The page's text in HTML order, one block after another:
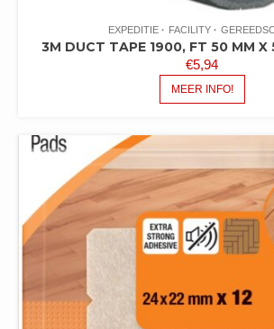
EXPEDITIE FACILITY
3M DUCT TAPE 1900, FT 50 MM X
€5,94
MEER INFO!